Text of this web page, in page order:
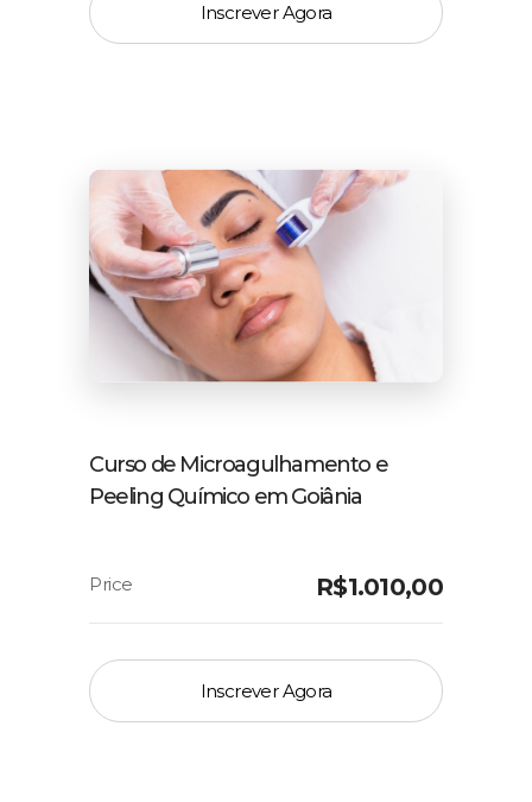
Inscrever Agora
Curso de Microagulhamento e
Peeling Químico em Goiânia
R$1.010,00
Inscrever Agora